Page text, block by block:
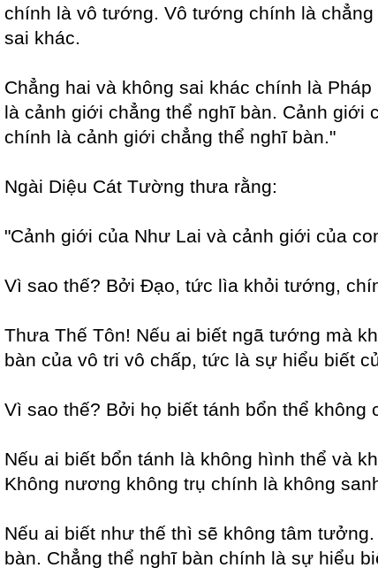
chính là vô tướng. Vô tướng chính là
sai khác.
Chẳng hai và không sai khác chính là
là cảnh giới chẳng thể nghĩ bàn. Cảnh giới
chính là cảnh giới chẳng thể nghĩ bàn."
Ngài Diệu Cát Tường thưa rằng:
"Cảnh giới của Như Lai và cảnh giới của
Vì sao thế? Bởi Đạo, tức lìa khỏi tướng,
Thưa Thế Tôn! Nếu ai biết ngã tướng mà
bàn của vô tri vô chấp, tức là sự hiểu biết
Vì sao thế? Bởi họ biết tánh bổn thể
Nếu ai biết bổn tánh là không hình thể và
Không nương không trụ chính là không
Nếu ai biết như thế thì sẽ không tâm
bàn. Chẳng thể nghĩ bàn chính là sự hiểu